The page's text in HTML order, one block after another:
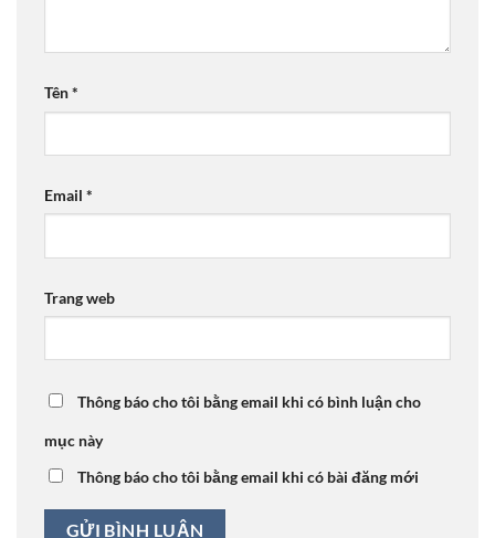
Tên*
Email *
Trang web
Thông báo cho tôi bằng email khi có bình luận cho
mục này
Thông báo cho tôi bằng email khi có bài đăng mới